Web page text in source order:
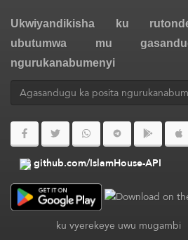
Ukwiyandikisha ku
ubutumwa mu
ngurukanabumenyi
github.com/IslamHouse-API
ku vyerekeye uwu mugambi